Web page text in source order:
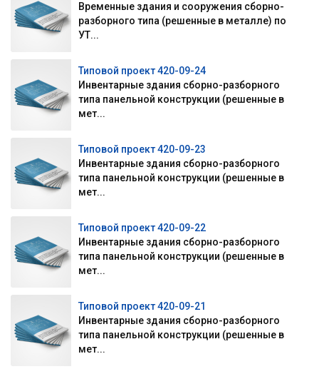
Временные здания и сооружения сборно-
разборного типа (решенные в металле) по
УТ...
Типовой проект 420-09-24
Инвентарные здания сборно-разборного
типа панельной конструкции (решенные в
мет...
Типовой проект 420-09-23
Инвентарные здания сборно-разборного
типа панельной конструкции (решенные в
мет...
Типовой проект 420-09-22
Инвентарные здания сборно-разборного
типа панельной конструкции (решенные в
мет...
Типовой проект 420-09-21
Инвентарные здания сборно-разборного
типа панельной конструкции (решенные в
мет...